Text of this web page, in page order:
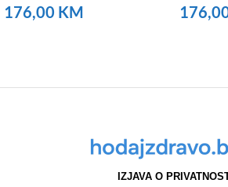
176,00 KM
IZJAVA O